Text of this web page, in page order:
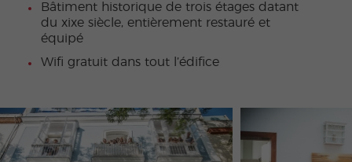
Bâtiment historique de trois étages datant
du xixe siècle, entièrement restauré et
équipé
Wifi gratuit dans tout l’édifice